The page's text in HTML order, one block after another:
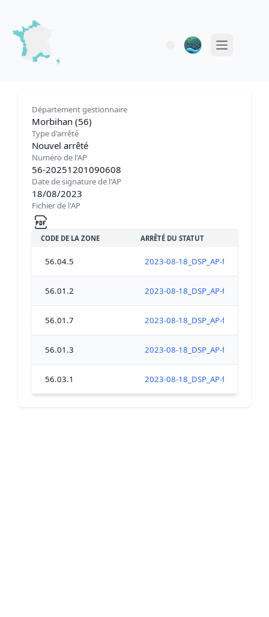
Open main
Département gestionnaire
Morbihan (56)
Type d'arrêté
Nouvel arrêté
Numéro de l'AP
56-20251201090608
Date de signature de l'AP
18/08/2023
Fichier de l'AP
CODE DE LA ZONE ARRÊTÉ DU STATUT
56.04.5 2023-08-18_DSP_AP-
56.01.2 2023-08-18_DSP_AP-
56.01.7 2023-08-18_DSP_AP-
56.01.3 2023-08-18_DSP_AP-
56.03.1 2023-08-18_DSP_AP-